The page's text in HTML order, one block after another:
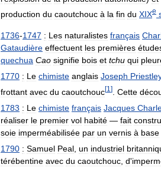
production du caoutchouc à la fin du XIXe
1736-1747 : Les naturalistes français
Gataudière effectuent les premières
quechua Cao signifie bois et tchu qui
1770 : Le chimiste anglais Joseph
frottant avec du caoutchouc[1 ] Cette
1783 : Le chimiste français Jacques
réaliser le premier vol habité — fait
soie imperméabilisée par un vernis à base
1790 : Samuel Peal un industriel
térébentine avec du caoutchouc d'